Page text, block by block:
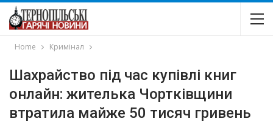
Home Кримінал
Шахрайство під час купівлі книг
онлайн: жителька Чортківщини
втратила майже 50 тисяч гривень